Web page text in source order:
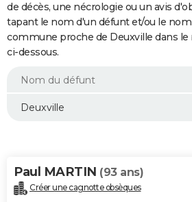
Retraite
Epargne
Immobilier
Risques naturels par ville
Assurance
AUTO
Essais
Réserver un essai
Citadines
Berlines
SUV
Forum auto
+HIGH-TECH
BRICOLAGE
WEEK-END
Alimentation
Guide de la santé
Maladies
Médicaments
Sommeil
VOYAGE
de décès, une nécrologie ou un avis
tapant le nom d'un défunt et/ou le nom
commune proche de Deuxville dans
ci-dessous.
Paul MARTIN (93 ans)
Créer une cagnotte obsèques